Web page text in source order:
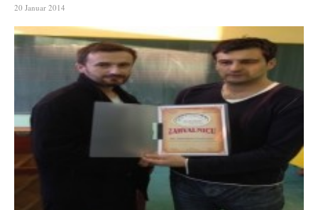
20 Januar 2014